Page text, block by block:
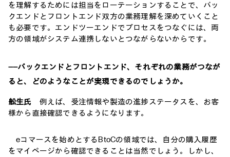
を理解するためには担当をローテーションすることで、バッ
クエンドとフロントエンド双方の業務理解を深めていくこと
も必要です。エンドツーエンドでプロセスをつなぐには、両
方の領域がシステム連携しないとつながらないからです。
――バックエンドとフロントエンド、それぞれの業務がつなが
ると、どのようなことが実現できるのでしょうか。
舩生氏 例えば、受注情報や製造の進捗ステータスを、お客
様から直接確認できるようになります。
eコマースを始めとするBtoCの領域では、自分の購入履歴
をマイページから確認できることは当然でしょう。しかし、